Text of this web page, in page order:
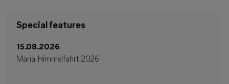
Special features
15.08.2026
Maria Himmelfahrt 2026